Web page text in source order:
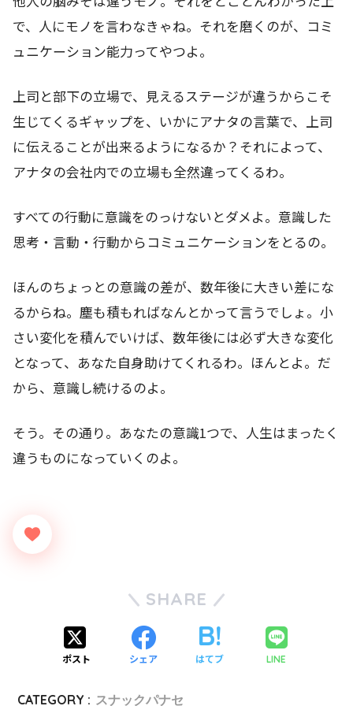
で、人にモノを言わなきゃね。それを磨くのが、コミ
ュニケーション能力ってやつよ。
上司と部下の立場で、見えるステージが違うからこそ
生じてくるギャップを、いかにアナタの言葉で、上司
に伝えることが出来るようになるか？それによって、
アナタの会社内での立場も全然違ってくるわ。
すべての行動に意識をのっけないとダメよ。意識した
思考・言動・行動からコミュニケーションをとるの。
ほんのちょっとの意識の差が、数年後に大きい差にな
るからね。塵も積もればなんとかって言うでしょ。小
さい変化を積んでいけば、数年後には必ず大きな変化
となって、あなた自身助けてくれるわ。ほんとよ。だ
から、意識し続けるのよ。
そう。その通り。あなたの意識1つで、人生はまったく
違うものになっていくのよ。
SHARE
ポスト シェア はてブ LINE
CATEGORY : スナックパナセ